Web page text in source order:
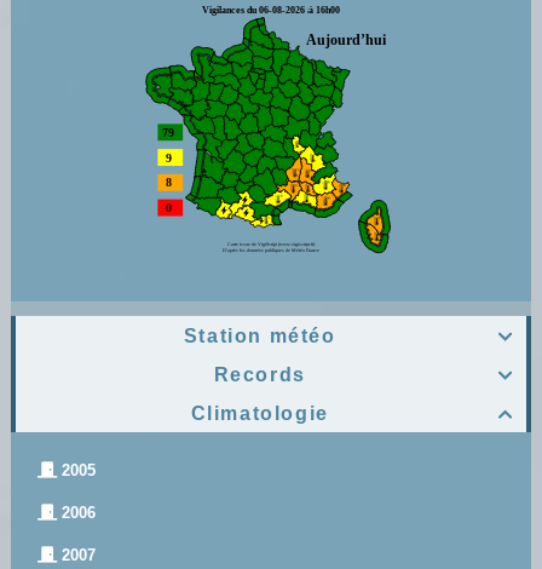

Station météo

Records

Climatologie
2005
2006
2007